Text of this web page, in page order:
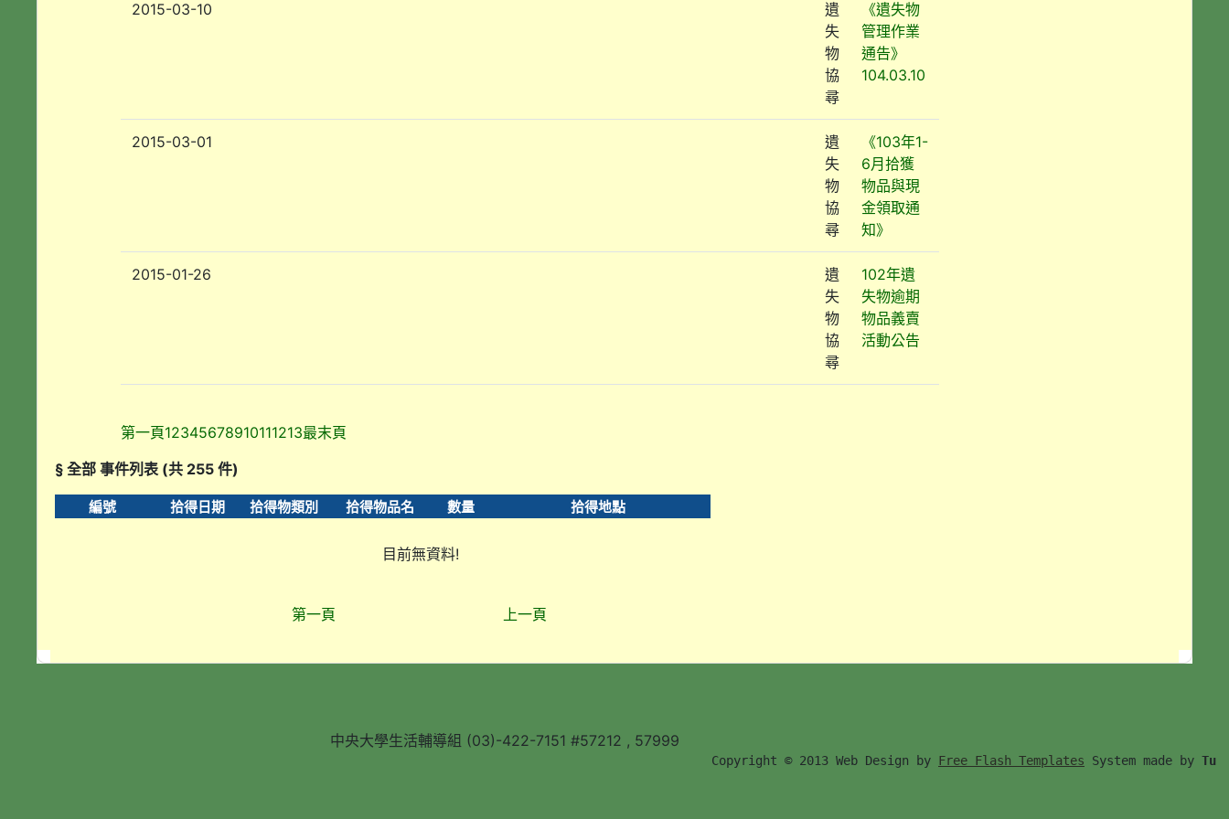
2015-03-10
遺
失
物
協
尋
《遺失物
管理作業
通告》
104.03.10
2015-03-01
遺
失
物
協
尋
《103年1-
6月拾獲
物品與現
金領取通
知》
2015-01-26
遺
失
物
協
尋
102年遺
失物逾期
物品義賣
活動公告
第一頁12345678910111213最末頁
§ 全部 事件列表 (共 255 件)
編號 拾得日期 拾得物類別 拾得物品名 數量 拾得地點
目前無資料!
第一頁 上一頁
中央大學生活輔導組 (03)-422-7151 #57212 , 57999
        Copyright © 2013 Web Design by
Free Flash Templates System made by Tu